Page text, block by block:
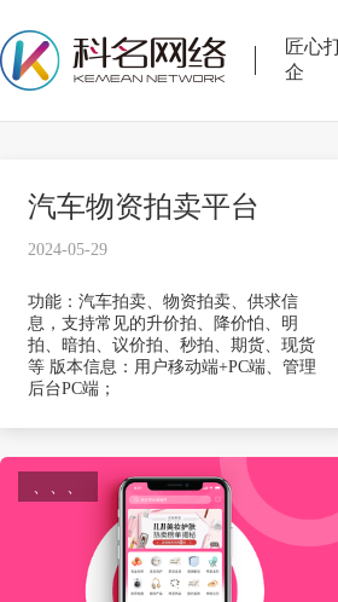
匠心
企
汽车物资拍卖平台
2024-05-29
功能：汽车拍卖、物资拍卖、供求信
息，支持常见的升价拍、降价怕、明
拍、暗拍、议价拍、秒拍、期货、现货
等 版本信息：用户移动端+PC端、管理
后台PC端；
、、、